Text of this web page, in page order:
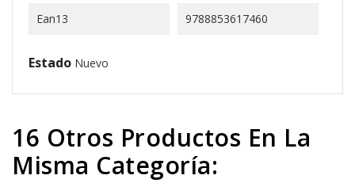
Ean13 9788853617460
Estado Nuevo
16 Otros Productos En La
Misma Categoría: